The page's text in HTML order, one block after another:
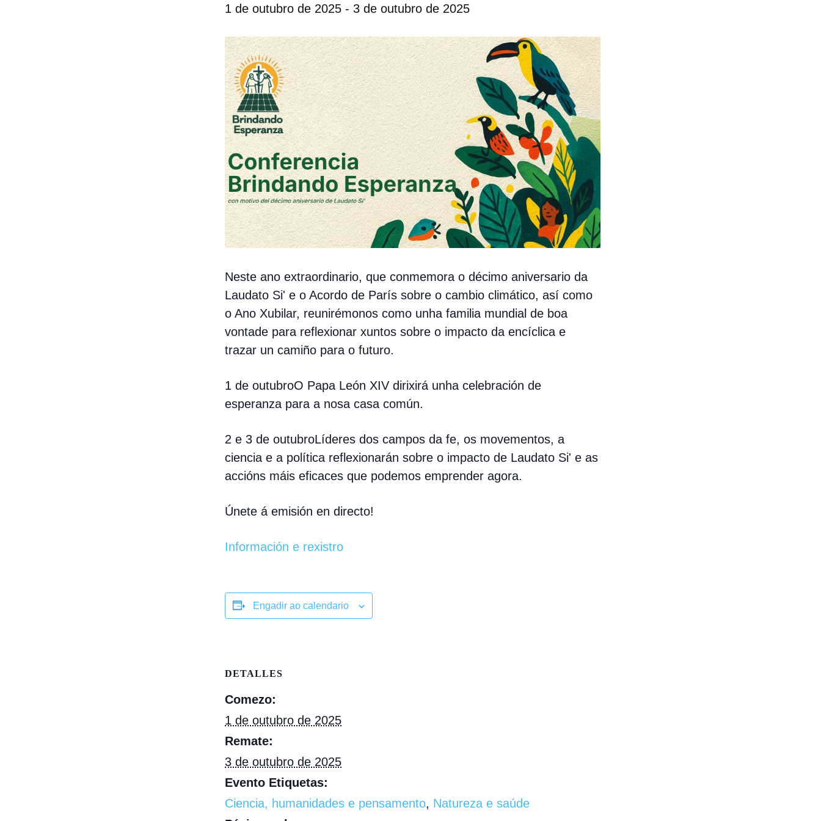
1 de outubro de 2025 - 3 de outubro de 2025
Neste ano extraordinario, que conmemora o décimo aniversario da
Laudato Si' e o Acordo de París sobre o cambio climático, así como
o Ano Xubilar, reunirémonos como unha familia mundial de boa
vontade para reflexionar xuntos sobre o impacto da encíclica e
trazar un camiño para o futuro.
1 de outubroO Papa León XIV dirixirá unha celebración de
esperanza para a nosa casa común.
2 e 3 de outubroLíderes dos campos da fe, os movementos, a
ciencia e a política reflexionarán sobre o impacto de Laudato Si' e as
accións máis eficaces que podemos emprender agora.
Únete á emisión en directo!
Información e rexistro
Engadir ao calendario
DETALLES
Comezo:
1 de outubro de 2025
Remate:
3 de outubro de 2025
Evento Etiquetas:
Ciencia, humanidades e pensamento, Natureza e saúde